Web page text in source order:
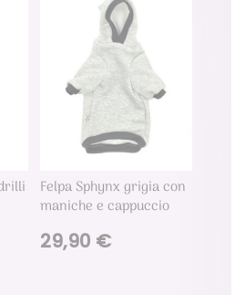
Felpa Sphynx grigia con
maniche e cappuccio
29,90 €